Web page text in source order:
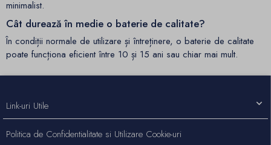
minimalist.
Cât durează în medie o baterie de calitate?
În condiții normale de utilizare și întreținere, o baterie de calitate
poate funcționa eficient între 10 și 15 ani sau chiar mai mult.
Link-uri Utile
Politica de Confidentialitate si Utilizare Cookie-uri